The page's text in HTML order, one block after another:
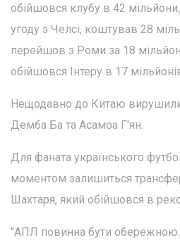
обійшовся клубу в 42
угоду з Челсі, коштував 28
перейшов з Роми за 18
обійшовся Інтеру в 17
Нещодавно до Китаю вирушили
Демба Ба та Асамоа Г'ян.
Для фаната українського
моментом залишиться
Шахтаря, який обійшовся в
"АПЛ повинна бути обережною.